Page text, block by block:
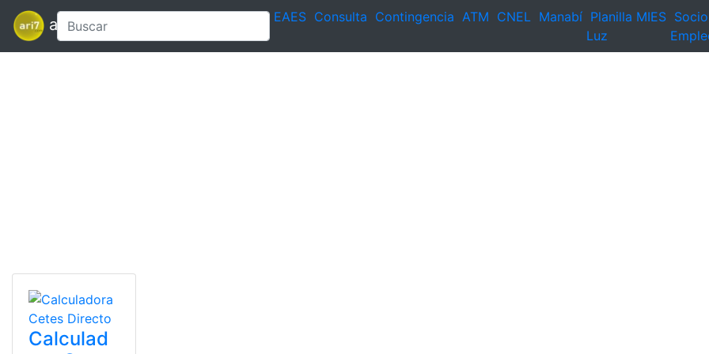
ari7 EAES Consulta Contingencia ATM CNEL Manabí Planilla
Luz
MIES Socio
Calculad